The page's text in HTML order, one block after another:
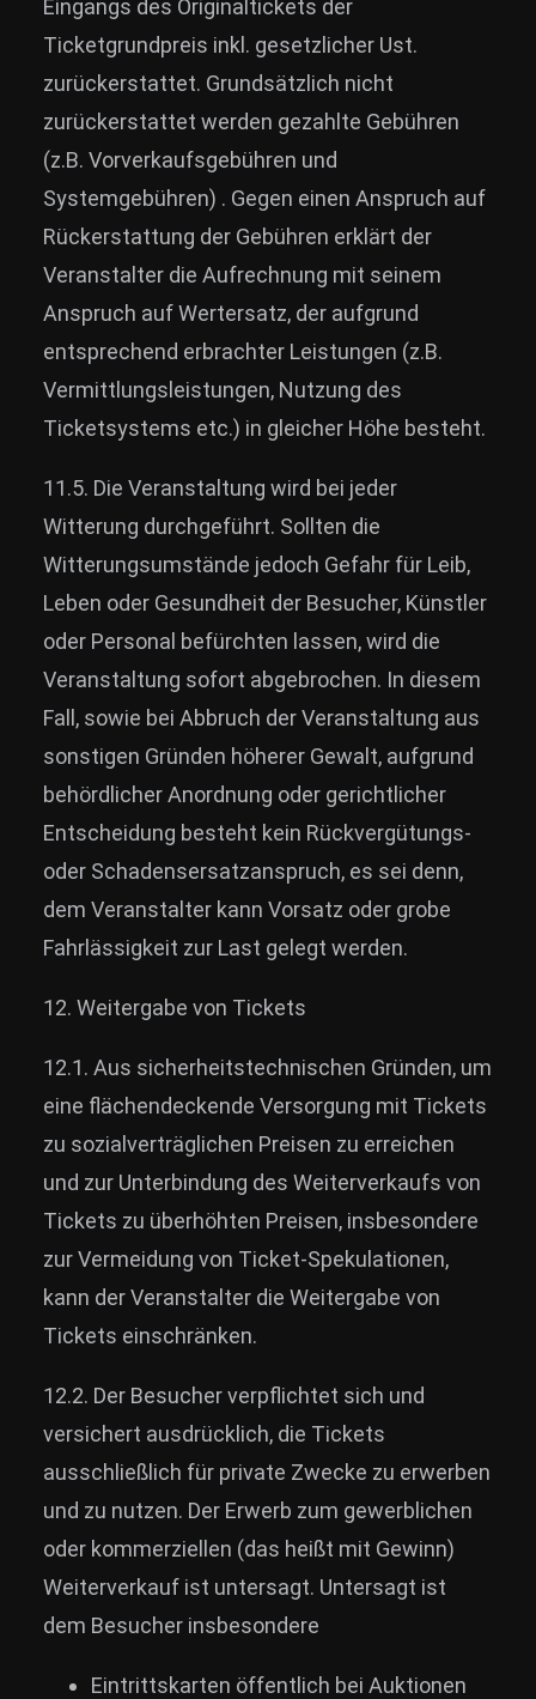
Eingangs des Originaltickets der
Ticketgrundpreis inkl. gesetzlicher Ust.
zurückerstattet. Grundsätzlich nicht
zurückerstattet werden gezahlte Gebühren
(z.B. Vorverkaufsgebühren und
Systemgebühren) . Gegen einen Anspruch auf
Rückerstattung der Gebühren erklärt der
Veranstalter die Aufrechnung mit seinem
Anspruch auf Wertersatz, der aufgrund
entsprechend erbrachter Leistungen (z.B.
Vermittlungsleistungen, Nutzung des
Ticketsystems etc.) in gleicher Höhe besteht.
11.5. Die Veranstaltung wird bei jeder
Witterung durchgeführt. Sollten die
Witterungsumstände jedoch Gefahr für Leib,
Leben oder Gesundheit der Besucher, Künstler
oder Personal befürchten lassen, wird die
Veranstaltung sofort abgebrochen. In diesem
Fall, sowie bei Abbruch der Veranstaltung aus
sonstigen Gründen höherer Gewalt, aufgrund
behördlicher Anordnung oder gerichtlicher
Entscheidung besteht kein Rückvergütungs-
oder Schadensersatzanspruch, es sei denn,
dem Veranstalter kann Vorsatz oder grobe
Fahrlässigkeit zur Last gelegt werden.
12. Weitergabe von Tickets
12.1. Aus sicherheitstechnischen Gründen, um
eine flächendeckende Versorgung mit Tickets
zu sozialverträglichen Preisen zu erreichen
und zur Unterbindung des Weiterverkaufs von
Tickets zu überhöhten Preisen, insbesondere
zur Vermeidung von Ticket-Spekulationen,
kann der Veranstalter die Weitergabe von
Tickets einschränken.
12.2. Der Besucher verpflichtet sich und
versichert ausdrücklich, die Tickets
ausschließlich für private Zwecke zu erwerben
und zu nutzen. Der Erwerb zum gewerblichen
oder kommerziellen (das heißt mit Gewinn)
Weiterverkauf ist untersagt. Untersagt ist
dem Besucher insbesondere
Eintrittskarten öffentlich bei Auktionen